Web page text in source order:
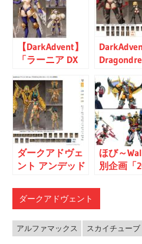
【DarkAdvent】
「ラーニア DX
セット」再販決
定【あみあみ予
約開始】
フィア DX
予約受付
ダークアドヴェ
ント アンデッド
予約受付開始
ほび～
別企画「
ダークアドヴェント
アルファマックス スカイチューブ